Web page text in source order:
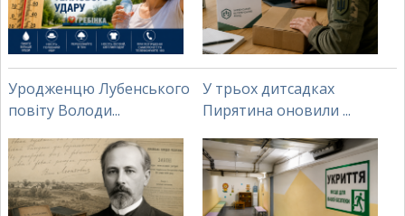
Уродженцю Лубенського
повіту Володи...
У трьох дитсадках
Пирятина оновили ...